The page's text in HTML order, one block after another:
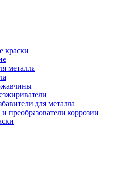
краски
металла
для металла
преобразователи коррозии